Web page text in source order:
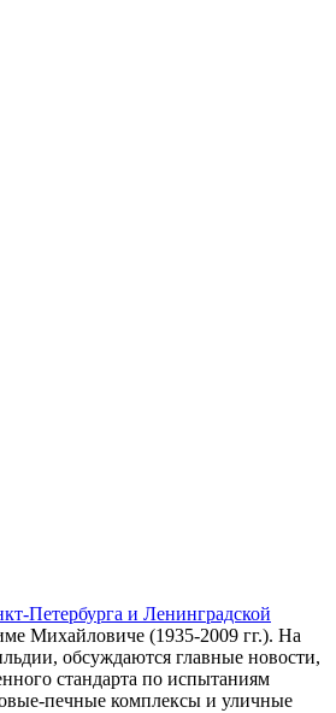
Петербурга и Ленинградской
Михайловиче (1935-2009 гг.). На
обсуждаются главные новости,
стандарта по испытаниям
печные комплексы и уличные